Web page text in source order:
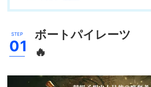
ボートパイレーツ
🔥